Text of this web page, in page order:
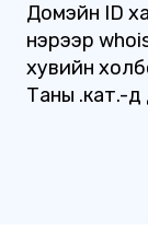
Домэйн ID
нэрээр
хувийн
Таны .кат.-д